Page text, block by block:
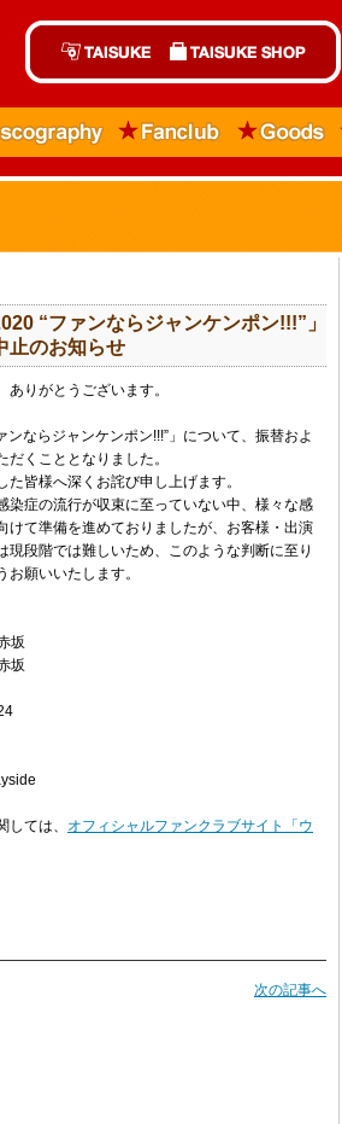
“ファンならジャンケンポン!!!”」
止のお知らせ
りがとうございます。
ンならジャンケンポン!!!”」について、振替およ
くこととなりました。
皆様へ深くお詫び申し上げます。
染症の流行が収束に至っていない中、様々な感
けて準備を進めておりましたが、お客様・出演
現段階では難しいため、このような判断に至り
願いいたします。
坂
坂
ては、 オフィシャルファンクラブサイト「ウ
次の記事へ